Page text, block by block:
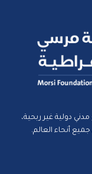
دولية غير ربحية،
أنحاء العالم.